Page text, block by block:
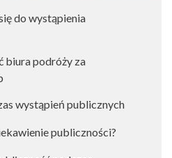
do wystąpienia
biura podróży za
wystąpień publicznych
publiczności?